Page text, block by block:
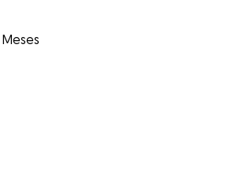
Meses